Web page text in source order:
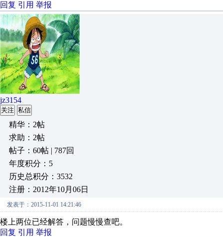
回复 引用 举报
jz3154
关注 私信
精华：2帖
求助：2帖
帖子：60帖 | 787回
年度积分：5
历史总积分：3532
注册：2012年10月06日
发表于：2015-11-01 14:21:46
楼上两位已经解答，问题慢慢查吧。
回复 引用 举报